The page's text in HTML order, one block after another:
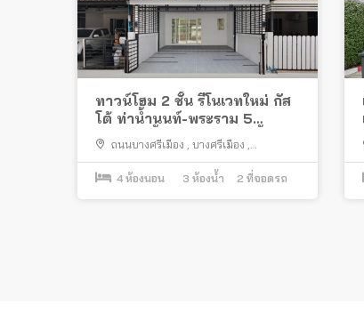
ทาวน์โฮม 2 ชั้น รีโนเวทใหม่ กัส
โต้ ท่าน้ำนนท์-พระราม 5
(4นอน3น้ำ2จอด) ใกล้ท่าน้ำ
นนท์
ถนนบางศรีเมือง , บางศรีเมือง ,
เมืองนนทบุรี
4 ห้องนอน 3 ห้องน้ำ 2 ที่จอดรถ